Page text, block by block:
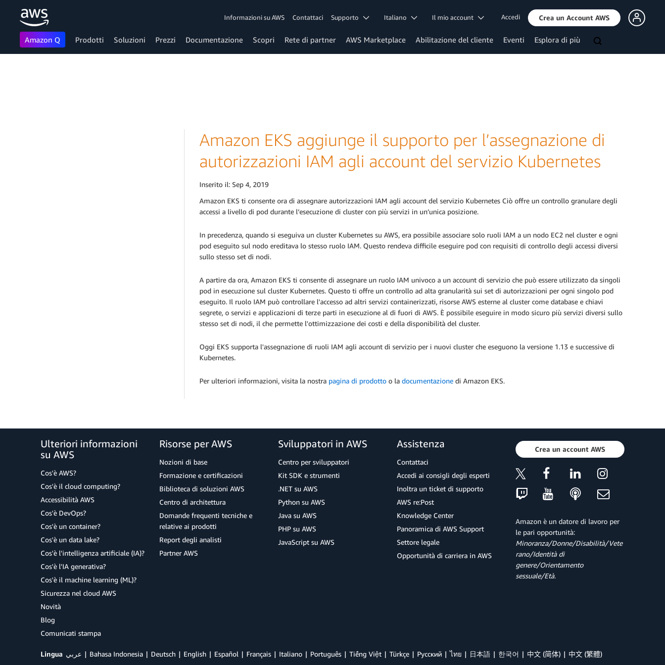
Informazioni su AWS Contattaci Supporto Italiano Il mio account Accedi Crea un Account AWS
Amazon Q Prodotti Soluzioni Prezzi Documentazione Scopri Rete di partner AWS Marketplace Abilitazione del cliente Eventi Esplora di più
Amazon EKS aggiunge il supporto per l’assegnazione di
autorizzazioni IAM agli account del servizio Kubernetes
Inserito il: Sep 4, 2019
Amazon EKS ti consente ora di assegnare autorizzazioni IAM agli account del servizio Kubernetes Ciò offre un controllo granulare degli
accessi a livello di pod durante l’esecuzione di cluster con più servizi in un’unica posizione.
In precedenza, quando si eseguiva un cluster Kubernetes su AWS, era possibile associare solo ruoli IAM a un nodo EC2 nel cluster e ogni
pod eseguito sul nodo ereditava lo stesso ruolo IAM. Questo rendeva difficile eseguire pod con requisiti di controllo degli accessi diversi
sullo stesso set di nodi.
A partire da ora, Amazon EKS ti consente di assegnare un ruolo IAM univoco a un account di servizio che può essere utilizzato da singoli
pod in esecuzione sul cluster Kubernetes. Questo ti offre un controllo ad alta granularità sui set di autorizzazioni per ogni singolo pod
eseguito. Il ruolo IAM può controllare l'accesso ad altri servizi containerizzati, risorse AWS esterne al cluster come database e chiavi
segrete, o servizi e applicazioni di terze parti in esecuzione al di fuori di AWS. È possibile eseguire in modo sicuro più servizi diversi sullo
stesso set di nodi, il che permette l'ottimizzazione dei costi e della disponibilità del cluster.
Oggi EKS supporta l'assegnazione di ruoli IAM agli account di servizio per i nuovi cluster che eseguono la versione 1.13 e successive di
Kubernetes.
Per ulteriori informazioni, visita la nostra pagina di prodotto o la documentazione di Amazon EKS.
Ulteriori informazioni
su AWS
Cos'è AWS?
Cos'è il cloud computing?
Accessibilità AWS
Cos'è DevOps?
Cos'è un container?
Cos'è un data lake?
Cos'è l'intelligenza artificiale (IA)?
Cos'è l'IA generativa?
Cos'è il machine learning (ML)?
Sicurezza nel cloud AWS
Novità
Blog
Comunicati stampa
Risorse per AWS
Nozioni di base
Formazione e certificazioni
Biblioteca di soluzioni AWS
Centro di architettura
Domande frequenti tecniche e
relative ai prodotti
Report degli analisti
Partner AWS
Sviluppatori in AWS
Centro per sviluppatori
Kit SDK e strumenti
.NET su AWS
Python su AWS
Java su AWS
PHP su AWS
JavaScript su AWS
Assistenza
Contattaci
Accedi ai consigli degli esperti
Inoltra un ticket di supporto
AWS re:Post
Knowledge Center
Panoramica di AWS Support
Settore legale
Opportunità di carriera in AWS
Crea un account AWS
Amazon è un datore di lavoro per
le pari opportunità:
Minoranza/Donne/Disabilità/Vete
rano/Identità di
genere/Orientamento
sessuale/Età.
Lingua عربي Bahasa Indonesia Deutsch English Español Français Italiano Português Tiếng Việt Türkçe Ρусский ไทย 日本語 한국어 中文 (简体) 中文 (繁體)